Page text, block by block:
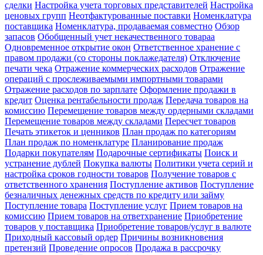
сделки Настройка учета торговых представителей Настройка
ценовых групп Неотфактурованные поставки Номенклатура
поставщика Номенклатура, продаваемая совместно Обзор
запасов Обобщенный учет некачественного товараа
Одновременное открытие окон Ответственное хранение с
правом продажи (со стороны поклажедателя) Отключение
печати чека Отражение коммерческих расходов Отражение
операций с прослеживаемыми импортными товарами
Отражение расходов по зарплате Оформление продажи в
кредит Оценка рентабельности продаж Передача товаров на
комиссию Перемещение товаров между ордерными складами
Перемещение товаров между складами Пересчет товаров
Печать этикеток и ценников План продаж по категориям
План продаж по номенклатуре Планирование продаж
Подарки покупателям Подарочные сертификаты Поиск и
устранение дублей Покупка валюты Политики учета серий и
настройка сроков годности товаров Получение товаров с
ответственного хранения Поступление активов Поступление
безналичных денежных средств по кредиту или займу
Поступление товара Поступление услуг Прием товаров на
комиссию Прием товаров на ответхранение Приобретение
товаров у поставщика Приобретение товаров/услуг в валюте
Приходный кассовый ордер Причины возникновения
претензий Проведение опросов Продажа в рассрочку